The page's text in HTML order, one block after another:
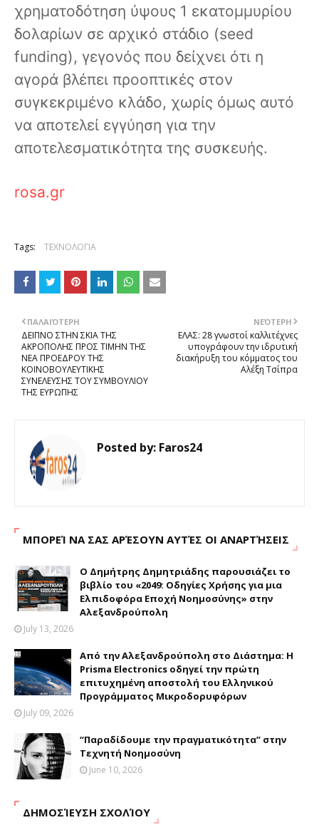
χρηματοδότηση ύψους 1 εκατομμυρίου
δολαρίων σε αρχικό στάδιο (seed
funding), γεγονός που δείχνει ότι η
αγορά βλέπει προοπτικές στον
συγκεκριμένο κλάδο, χωρίς όμως αυτό
να αποτελεί εγγύηση για την
αποτελεσματικότητα της συσκευής.
rosa.gr
Tags: ΤΕΧΝΟΛΟΓΙΑ
ΝΕΌΤΕΡΗ
ΕΛΑΣ: 28 γνωστοί καλλιτέχνες
υπογράφουν την ιδρυτική
διακήρυξη του κόμματος του
Αλέξη Τσίπρα
ΠΑΛΑΙΌΤΕΡΗ
ΔΕΙΠΝΟ ΣΤΗΝ ΣΚΙΑ ΤΗΣ
ΑΚΡΟΠΟΛΗΣ ΠΡΟΣ ΤΙΜΗΝ ΤΗΣ
ΝΕΑ ΠΡΟΕΔΡΟΥ ΤΗΣ
ΚΟΙΝΟΒΟΥΛΕΥΤΙΚΗΣ
ΣΥΝΕΛΕΥΣΗΣ ΤΟΥ ΣΥΜΒΟΥΛΙΟΥ
ΤΗΣ ΕΥΡΩΠΗΣ
Posted by: Faros24
ΜΠΟΡΕΊ ΝΑ ΣΑΣ ΑΡΈΣΟΥΝ ΑΥΤΈΣ ΟΙ ΑΝΑΡΤΉΣΕΙΣ
Ο Δημήτρης Δημητριάδης παρουσιάζει το
βιβλίο του «2049: Οδηγίες Χρήσης για μια
Ελπιδοφόρα Εποχή Νοημοσύνης» στην
Αλεξανδρούπολη
July 13, 2026
Από την Αλεξανδρούπολη στο Διάστημα: Η
Prisma Electronics οδηγεί την πρώτη
επιτυχημένη αποστολή του Ελληνικού
Προγράμματος Μικροδορυφόρων
July 09, 2026
“Παραδίδουμε την πραγματικότητα” στην
Τεχνητή Νοημοσύνη
June 10, 2026
ΔΗΜΟΣΊΕΥΣΗ ΣΧΟΛΊΟΥ